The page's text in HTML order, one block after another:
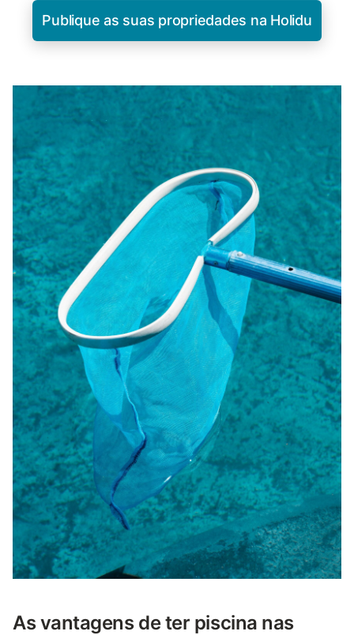
Publique as suas propriedades na Holidu
As vantagens de ter piscina nas